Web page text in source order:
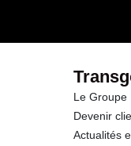
Vitamine B 12
Potassium
Le Groupe
Devenir
Actualités